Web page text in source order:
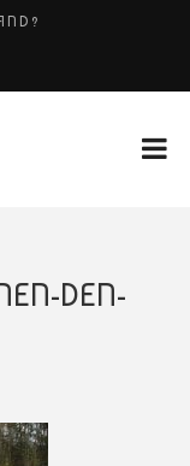
KINEPOLIS
DEN-